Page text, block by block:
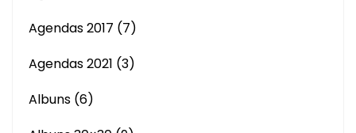
Agendas 2017 (7)
Agendas 2021 (3)
Albuns (6)